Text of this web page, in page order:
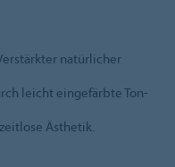
natürlicher
leicht eingefärbte Ton-
Ästhetik.